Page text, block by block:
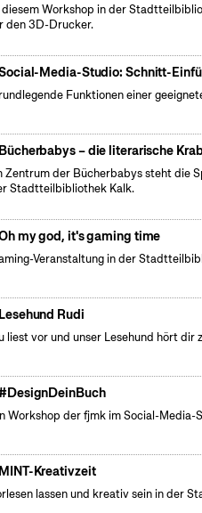
diesem Workshop in der
den 3D-Drucker.
Media-Studio: Schnitt-
Funktionen einer
Bücherbabys – die literarische
Zentrum der Bücherbabys steht die
Stadtteilbibliothek Kalk.
my god, it's gaming time
Veranstaltung in der
Lesehund Rudi
liest vor und unser Lesehund hört
Workshop der fjmk im Social-
MINT-Kreativzeit
lassen und kreativ sein in der